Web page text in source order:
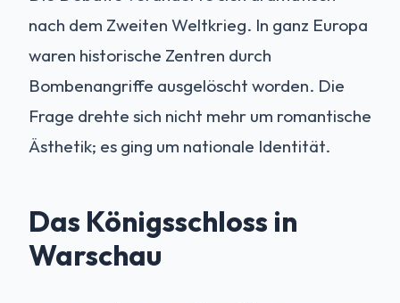
nach dem Zweiten Weltkrieg. In ganz Europa
waren historische Zentren durch
Bombenangriffe ausgelöscht worden. Die
Frage drehte sich nicht mehr um romantische
Ästhetik; es ging um nationale Identität.
Das Königsschloss in
Warschau